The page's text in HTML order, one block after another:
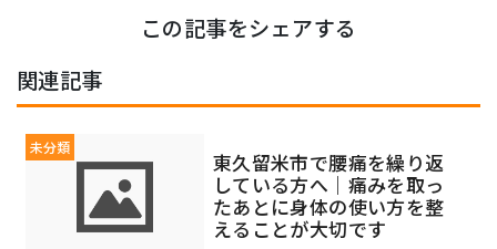
この記事をシェアする
関連記事
未分類
東久留米市で腰痛を繰り返
している方へ｜痛みを取っ
たあとに身体の使い方を整
えることが大切です